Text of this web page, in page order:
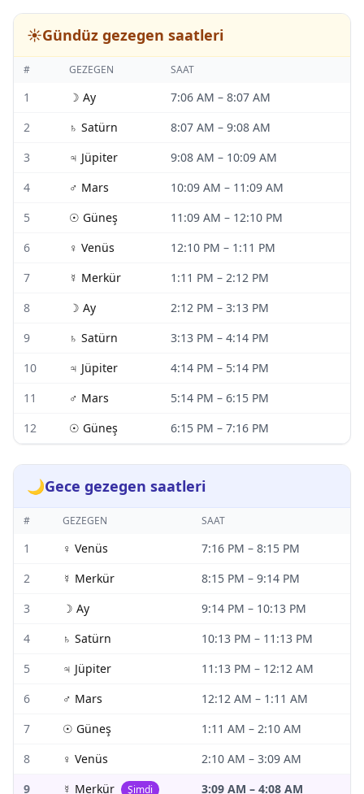
☀️Gündüz gezegen saatleri
# GEZEGEN SAAT
1 ☽ Ay 7:06 AM – 8:07 AM
2
♄ Satürn 8:07 AM – 9:08 AM
3
♃ Jüpiter 9:08 AM – 10:09 AM
4
♂ Mars 10:09 AM – 11:09 AM
5
☉ Güneş 11:09 AM – 12:10 PM
6
♀ Venüs 12:10 PM – 1:11 PM
7
☿ Merkür 1:11 PM – 2:12 PM
8
☽ Ay 2:12 PM – 3:13 PM
9
♄ Satürn 3:13 PM – 4:14 PM
10
♃ Jüpiter 4:14 PM – 5:14 PM
11
♂ Mars 5:14 PM – 6:15 PM
12
☉ Güneş 6:15 PM – 7:16 PM
🌙Gece gezegen saatleri
# GEZEGEN SAAT
1 ♀ Venüs 7:16 PM – 8:15 PM
2
☿ Merkür 8:15 PM – 9:14 PM
3
☽ Ay 9:14 PM – 10:13 PM
4
♄ Satürn 10:13 PM – 11:13 PM
5
♃ Jüpiter 11:13 PM – 12:12 AM
6
♂ Mars 12:12 AM – 1:11 AM
7
☉ Güneş 1:11 AM – 2:10 AM
8
♀ Venüs 2:10 AM – 3:09 AM
9
☿ Merkür Şimdi 3:09 AM – 4:08 AM